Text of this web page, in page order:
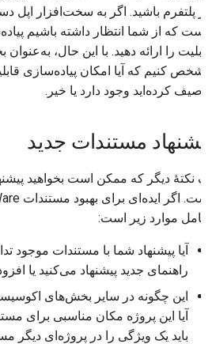
هر پلتفرم باشید. اگر به سخت‌افزار اپل
قابلیت را ارائه دهید. با این حال،
مشخص کنیم که آیا امکان پیاده‌سازی
توصیف کرده‌اید وجود دارد یا خیر.
پیشنهاد مستندات جدید
یک نکتهٔ دیگر که ممکن است بخواهید
شامل موارد زیر است:
آیا پیشنهاد شما با مستندات موجود
راهنمای جدید پیشنهاد می‌کنید یا
آیا این پروژه مکان مناسبی برای
باید یک ویژگی را در پروژه‌ای دیگر